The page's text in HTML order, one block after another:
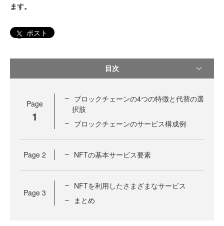
ます。
ポスト
目次
Page
1
ブロックチェーンの4つの特徴と代替の選
択肢
ブロックチェーンのサービス構成例
Page 2 NFTの基本サービス要素
Page 3
NFTを利用したさまざまなサービス
まとめ